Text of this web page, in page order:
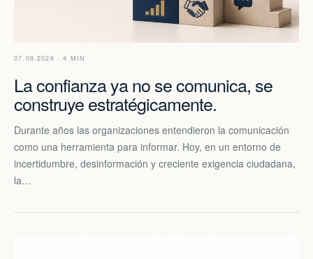
07.08.2026 · 4 MIN
La confianza ya no se comunica, se
construye estratégicamente.
Durante años las organizaciones entendieron la comunicación
como una herramienta para informar. Hoy, en un entorno de
incertidumbre, desinformación y creciente exigencia ciudadana,
la…